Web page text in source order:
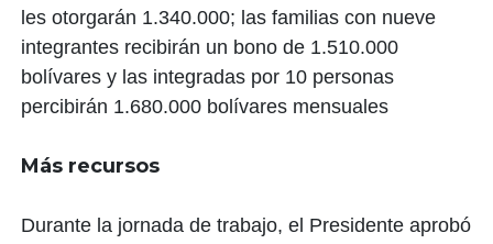
les otorgarán 1.340.000; las familias con nueve
integrantes recibirán un bono de 1.510.000
bolívares y las integradas por 10 personas
percibirán 1.680.000 bolívares mensuales
Más recursos
Durante la jornada de trabajo, el Presidente aprobó